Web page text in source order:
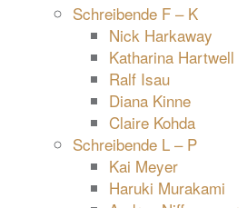
Schreibende F – K
Nick Harkaway
Katharina Hartwell
Ralf Isau
Diana Kinne
Claire Kohda
Schreibende L – P
Kai Meyer
Haruki Murakami